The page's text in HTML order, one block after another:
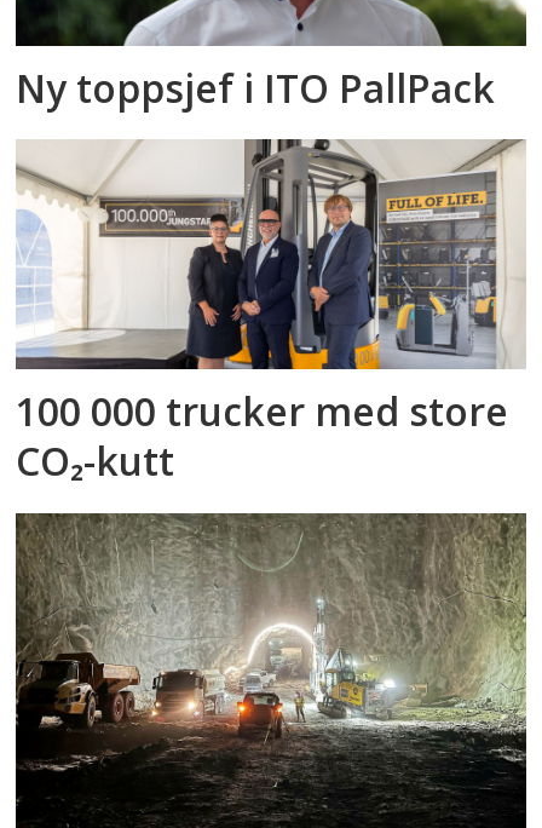
Ny toppsjef i ITO PallPack
100 000 trucker med store
CO₂-kutt